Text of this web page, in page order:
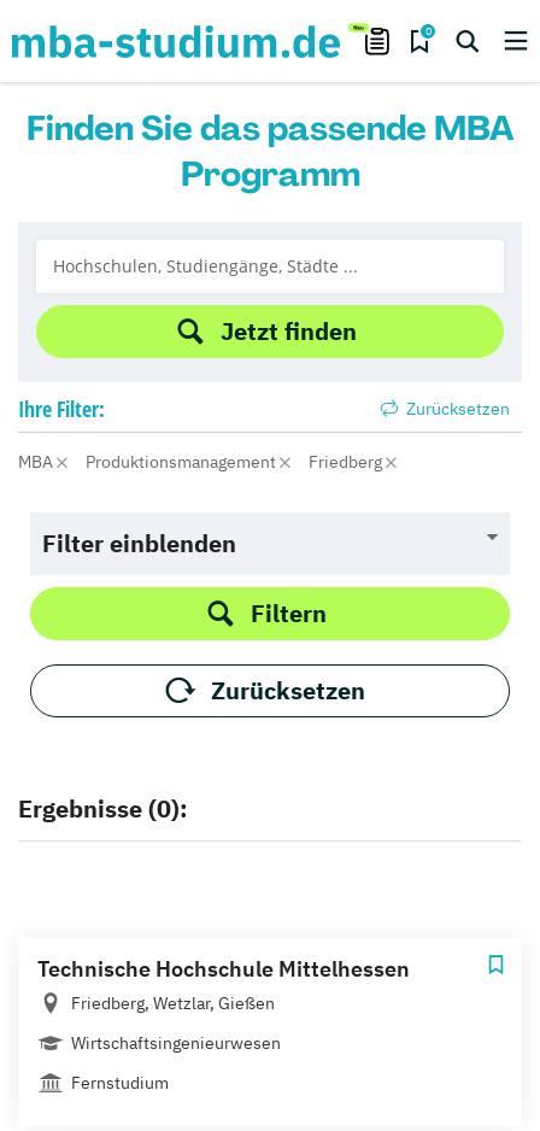
0
Finden Sie das passende MBA
Programm
Jetzt finden
Ihre Filter: Zurücksetzen
MBA Produktionsmanagement Friedberg
Filter einblenden
Filtern
Zurücksetzen
Ergebnisse (0):
Technische Hochschule Mittelhessen
Friedberg, Wetzlar, Gießen
Wirtschaftsingenieurwesen
Fernstudium